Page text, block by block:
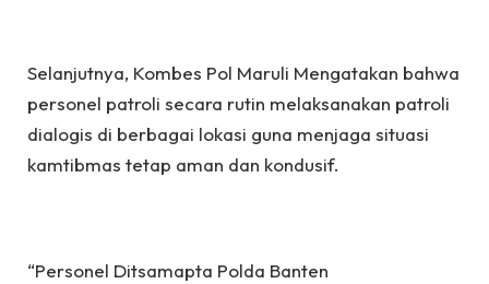
Selanjutnya, Kombes Pol Maruli Mengatakan bahwa
personel patroli secara rutin melaksanakan patroli
dialogis di berbagai lokasi guna menjaga situasi
kamtibmas tetap aman dan kondusif.
“Personel Ditsamapta Polda Banten